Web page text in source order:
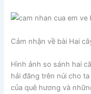
Cảm nhận về bài Hai
Hình ảnh so sánh hai
hải đăng trên núi cho
của quê hương và